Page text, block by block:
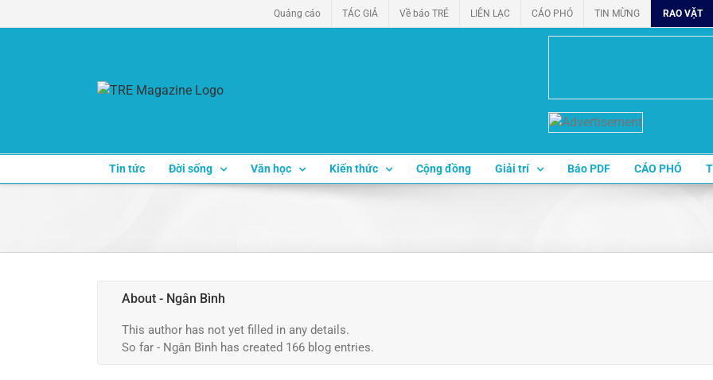
to
Quảng cáo TÁC GIẢ Về báo TRẺ LIÊN LẠC CÁO PHÓ TIN MỪNG RAO VẶT
Tin tức Đời sống Văn học Kiến thức Cộng đồng Giải trí Báo PDF CÁO PHÓ
About - Ngân Bình
This author has not yet filled in any details.
So far - Ngân Bình has created 166 blog entries.